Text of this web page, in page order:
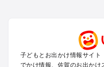
伊万里・有田のプールお出か
子どもとお出かけ情報サイト
でかけ情報、佐賀のお出かけ